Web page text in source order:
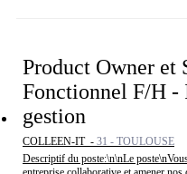
Product Owner et
Fonctionnel F/H -
gestion
COLLEEN-IT - 31 - TOULOUSE
Descriptif du poste:\n\nLe